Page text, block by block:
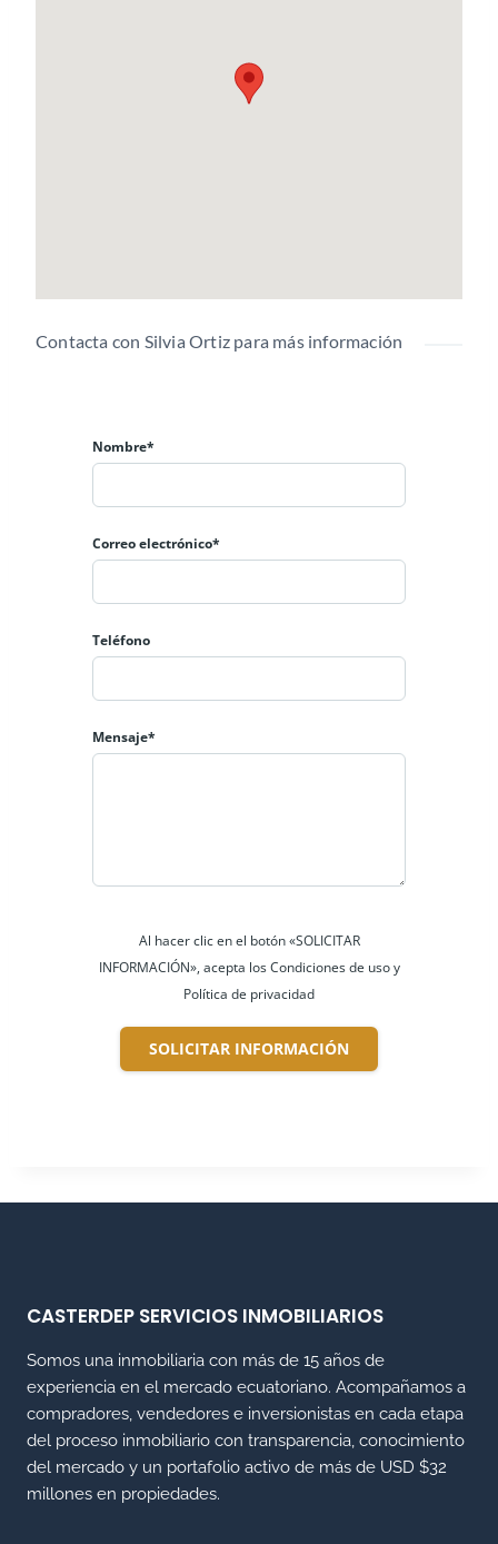
Contacta con Silvia Ortiz para más información
Nombre*
Correo electrónico*
Teléfono
Mensaje*
Al hacer clic en el botón «SOLICITAR
INFORMACIÓN», acepta los Condiciones de uso y
Política de privacidad
SOLICITAR INFORMACIÓN
CASTERDEP SERVICIOS INMOBILIARIOS
Somos una inmobiliaria con más de 15 años de
experiencia en el mercado ecuatoriano. Acompañamos a
compradores, vendedores e inversionistas en cada etapa
del proceso inmobiliario con transparencia, conocimiento
del mercado y un portafolio activo de más de USD $32
millones en propiedades.